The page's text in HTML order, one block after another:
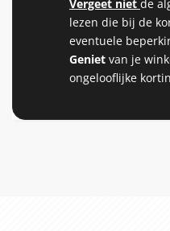
Vergeet niet de
lezen die bij de
eventuele
Geniet van je
ongelooflijke